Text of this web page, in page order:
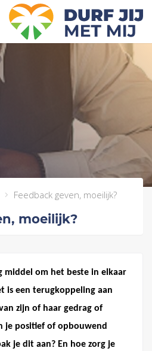
Feedback geven, moeilijk?
moeilijk?
middel om het beste in elkaar
is een terugkoppeling aan
zijn of haar gedrag of
je positief of opbouwend
je dit aan? En hoe zorg je